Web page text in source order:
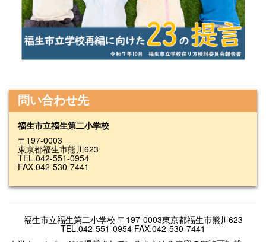
問い合わせ先
福生市立福生第二小学校
〒197-0003
東京都福生市熊川623
TEL.042-551-0954
FAX.042-530-7441
福生市立福生第二小学校 〒197-0003東京都福生市熊川623
TEL.042-551-0954 FAX.042-530-7441